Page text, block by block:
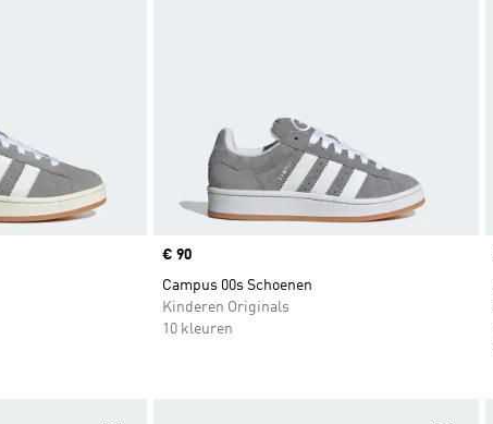
Price
€ 90
Campus 00s Schoenen
Kinderen Originals
10 kleuren